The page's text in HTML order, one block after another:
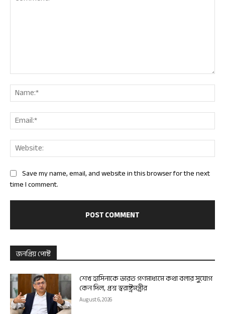
Comment:
Save my name, email, and website in this browser for the next
time I comment.
জনপ্রিয় পোষ্ট
শেখ হাসিনাকে ভারত গণমাধ্যমে কথা বলার সুযোগ
কেন দিল, প্রশ্ন স্বরাষ্ট্রমন্ত্রীর
August 6, 2026